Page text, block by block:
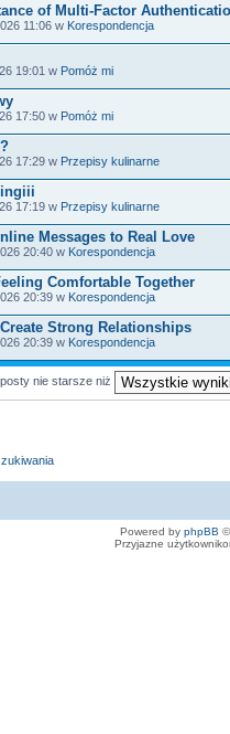
of Multi-Factor
11:06 w Korespondencja
19:01 w Pomóż mi
17:50 w Pomóż mi
17:29 w Przepisy kulinarne
17:19 w Przepisy kulinarne
Messages to Real Love
20:40 w Korespondencja
Comfortable Together
20:39 w Korespondencja
Strong Relationships
20:39 w Korespondencja
nie starsze niż
Powered by phpBB
Przyjazne